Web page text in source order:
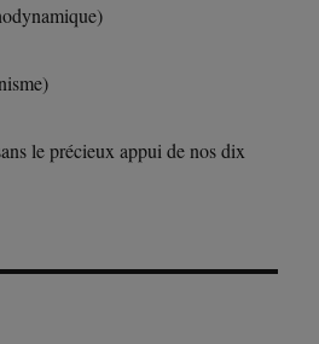
le précieux appui de nos dix